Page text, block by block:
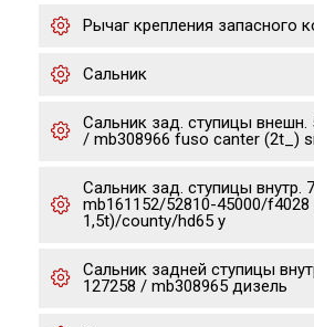
Рычаг крепления запасного
Сальник
Сальник зад. ступицы внешн.
/ mb308966 fuso canter (2t_)
Сальник зад. ступицы внутр.
mb161152/52810-45000/
1,5t)/county/hd65 y
Сальник задней ступицы
127258 / mb308965 дизель